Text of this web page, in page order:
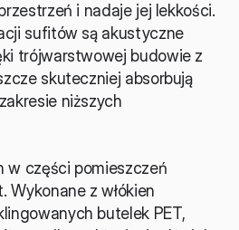
i nadaje jej lekkości.
sufitów są akustyczne
trójwarstwowej budowie z
skuteczniej absorbują
niższych
w części pomieszczeń
Wykonane z włókien
butelek PET,